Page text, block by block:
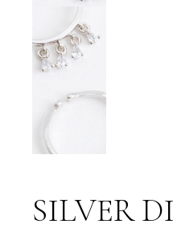
SILVER